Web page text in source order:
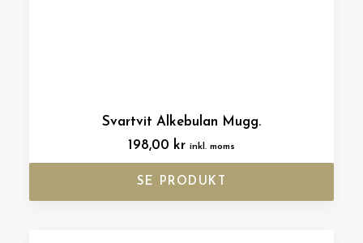
Svartvit Alkebulan Mugg.
198,00 kr inkl. moms
SE PRODUKT